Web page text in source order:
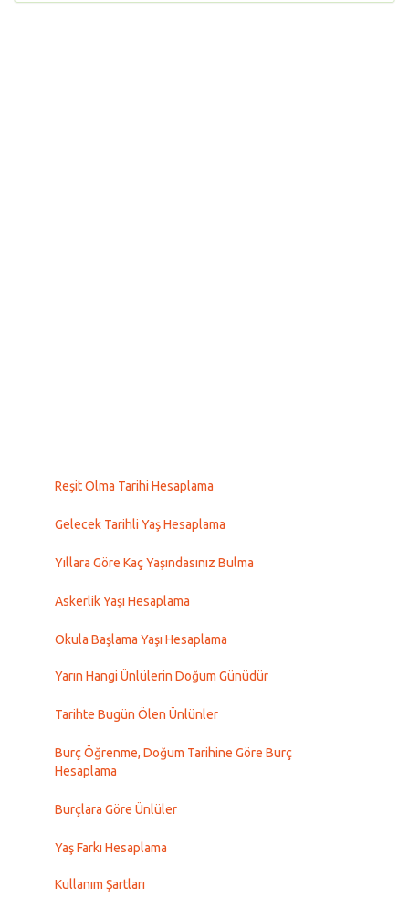
Reşit Olma Tarihi Hesaplama
Gelecek Tarihli Yaş Hesaplama
Yıllara Göre Kaç Yaşındasınız Bulma
Askerlik Yaşı Hesaplama
Okula Başlama Yaşı Hesaplama
Yarın Hangi Ünlülerin Doğum Günüdür
Tarihte Bugün Ölen Ünlünler
Burç Öğrenme, Doğum Tarihine Göre Burç
Hesaplama
Burçlara Göre Ünlüler
Yaş Farkı Hesaplama
Kullanım Şartları